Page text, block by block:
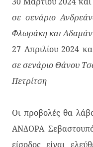
σε σενάριο
Φλωράκη και
27 Απριλίου 2024
σε σενάριο Θάνου
Πετρίτση
Οι προβολές θα
ΑΝΔΟΡΑ
είσοδος είναι